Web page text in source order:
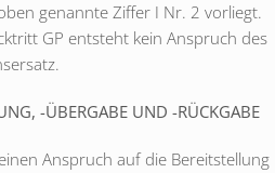
genannte Ziffer I Nr. 2 vorliegt.
GP entsteht kein Anspruch des
-ÜBERGABE UND -RÜCKGABE
Anspruch auf die Bereitstellung